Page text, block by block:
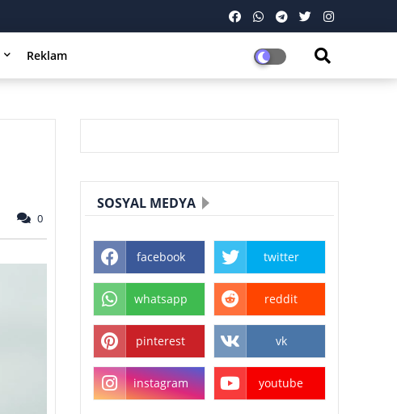
Reklam
0
SOSYAL MEDYA
facebook twitter
whatsapp reddit
pinterest vk
instagram youtube